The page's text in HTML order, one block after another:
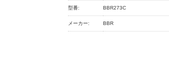
型番: BBR273C
メーカー: BBR